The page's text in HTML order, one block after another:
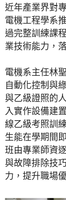
近年產業界對
電機工程學系
過完整訓練課
業技術能力，
電機系主任林
自動化控制與
與乙級證照的
入實作設備建
線乙級考照訓
生能在學期間
班由專業師資
與故障排除技
力，提升職場